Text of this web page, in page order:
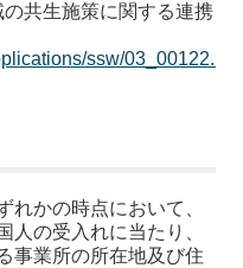
共生施策に関する連携
ssw/
れかの時点において、
人の受入れに当たり、
事業所の所在地及び住